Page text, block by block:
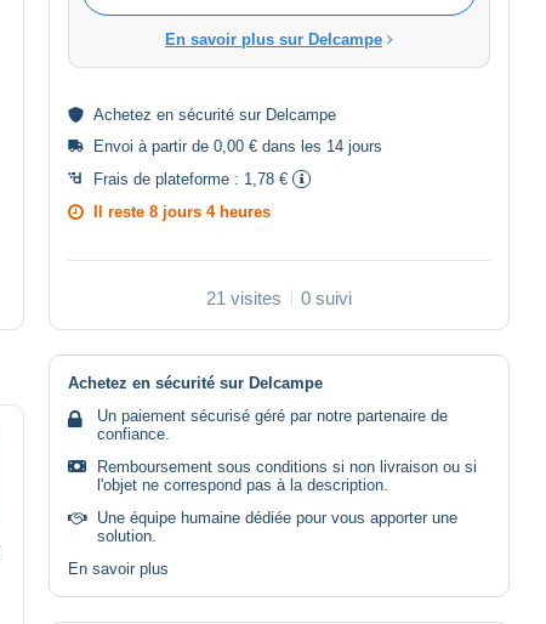
En savoir plus sur Delcampe
Achetez en sécurité sur Delcampe
Envoi à partir de 0,00 € dans les 14 jours
Frais de plateforme : 1,78 €
Il reste 8 jours 4 heures
21 visites 0 suivi
Achetez en sécurité sur Delcampe
Un paiement sécurisé géré par notre partenaire de
confiance.
Remboursement sous conditions si non livraison ou si
l'objet ne correspond pas à la description.
Une équipe humaine dédiée pour vous apporter une
solution.
En savoir plus